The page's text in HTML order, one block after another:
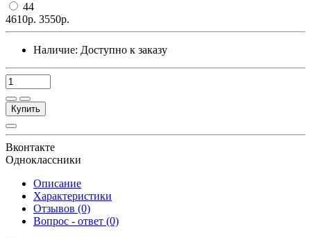
44
4610р. 3550р.
Наличие: Доступно к заказу
Купить
Вконтакте
Одноклассники
Описание
Характеристики
Отзывов (0)
Вопрос - ответ (0)